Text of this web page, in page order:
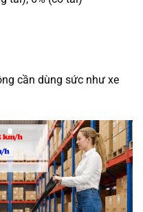
cần dùng sức như xe